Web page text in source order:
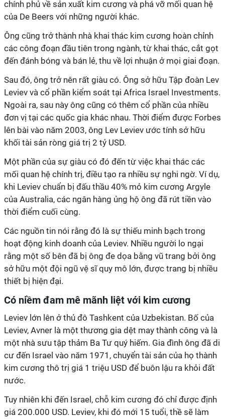
chính phủ về sản xuất kim cương và phá vỡ mối quan hệ
của De Beers với những người khác.
Ông cũng trở thành nhà khai thác kim cương hoàn chỉnh
các công đoạn đầu tiên trong ngành, từ khai thác, cắt gọt
đến đánh bóng và bán lẻ, thu về lợi nhuận ở mọi giai đoạn.
Sau đó, ông trở nên rất giàu có. Ông sở hữu Tập đoàn Lev
Leviev và cổ phần kiểm soát tại Africa Israel Investments.
Ngoài ra, sau này ông cũng có thêm cổ phần của nhiều
đơn vị tại các quốc gia khác nhau. Thời điểm được Forbes
lên bài vào năm 2003, ông Lev Leviev ước tính sở hữu
khối tài sản ròng giá trị 2 tỷ USD.
Một phần của sự giàu có đó đến từ việc khai thác các
mối quan hệ chính trị, điều tạo ra nhiều sự nghi ngờ. Ví dụ,
khi Leviev chuẩn bị đấu thầu 40% mỏ kim cương Argyle
của Australia, các ngân hàng ủng hộ ông đã rút tiền vào
thời điểm cuối cùng.
Các nguồn tin nói rằng đó là sự thiếu minh bạch trong
hoạt động kinh doanh của Leviev. Nhiều người lo ngại
rằng một số bên đã bị ông đe dọa bằng vũ trang bởi ông
sở hữu một đội ngũ vệ sĩ quy mô lớn, được trang bị nhiều
thiết bị hiện đại.
Có niềm đam mê mãnh liệt với kim cương
Leviev lớn lên ở thủ đô Tashkent của Uzbekistan. Bố của
Leviev, Avner là một thương gia dệt may thành công và là
một nhà sưu tập thảm Ba Tư quý hiếm. Gia đình ông đã di
cư đến Israel vào năm 1971, chuyển tài sản của họ thành
kim cương thô trị giá 1 triệu USD để buôn lậu ra khỏi đất
nước.
Tuy nhiên khi đến Israel, chỗ kim cương đó chỉ được định
giá 200.000 USD. Leviev, khi đó mới 15 tuổi, thề sẽ làm